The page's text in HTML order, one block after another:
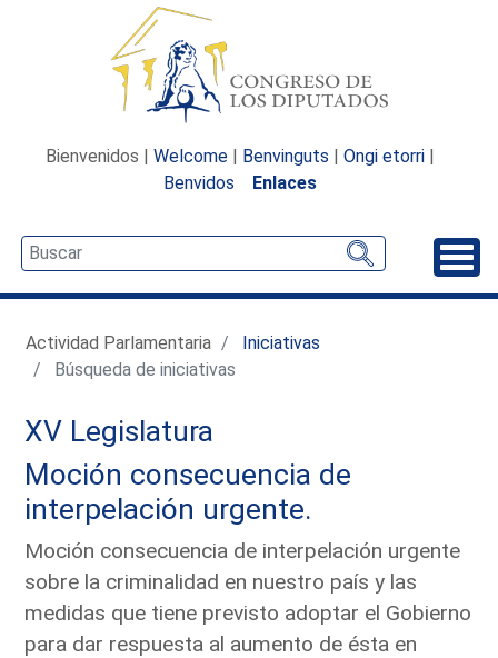
Bienvenidos | Welcome | Benvinguts | Ongi etorri |
Benvidos
Enlaces
Actividad Parlamentaria
Iniciativas
Búsqueda de iniciativas
XV Legislatura
Moción consecuencia de
interpelación urgente.
Moción consecuencia de interpelación urgente
sobre la criminalidad en nuestro país y las
medidas que tiene previsto adoptar el Gobierno
para dar respuesta al aumento de ésta en